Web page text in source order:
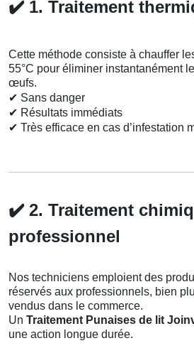
✔️ 1. Traitement
Cette méthode consiste à chauffer
55°C pour éliminer instantanément
œufs.
✔ Sans danger
✔ Résultats immédiats
✔ Très efficace en cas d’infestation
✔️ 2. Traitement
professionnel
Nos techniciens emploient des
réservés aux professionnels, bien
vendus dans le commerce.
Un Traitement Punaises de lit
une action longue durée.